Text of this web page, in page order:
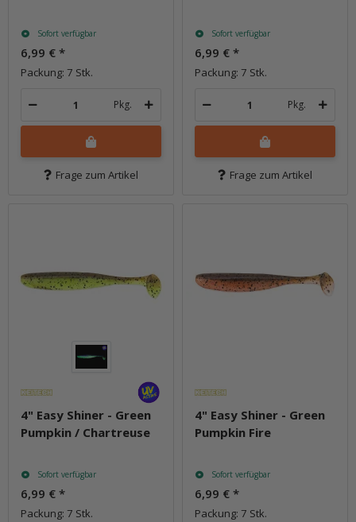
Sofort verfügbar
6,99 € *
Packung: 7 Stk.
Pkg.
Frage zum Artikel
Sofort verfügbar
6,99 € *
Packung: 7 Stk.
Pkg.
Frage zum Artikel
4" Easy Shiner - Green
Pumpkin / Chartreuse
Sofort verfügbar
6,99 € *
Packung: 7 Stk.
4" Easy Shiner - Green
Pumpkin Fire
Sofort verfügbar
6,99 € *
Packung: 7 Stk.